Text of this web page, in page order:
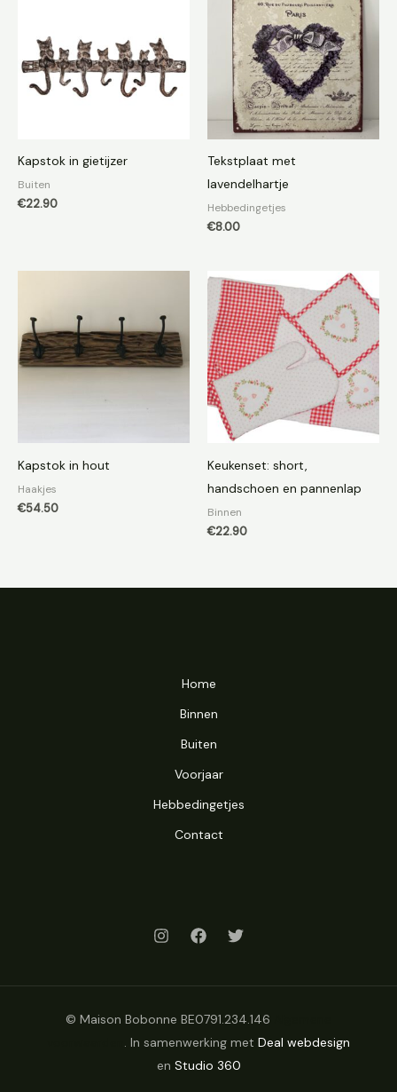
Kapstok in gietijzer
Buiten
€22.90
Tekstplaat met
lavendelhartje
Hebbedingetjes
€8.00
Kapstok in hout
Haakjes
€54.50
Keukenset: short,
handschoen en pannenlap
Binnen
€22.90
Home
Binnen
Buiten
Voorjaar
Hebbedingetjes
Contact
© Maison Bobonne BE0791.234.146
. In samenwerking met Deal webdesign
en Studio 360